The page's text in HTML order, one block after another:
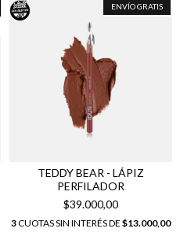
ENVÍO GRATIS
TEDDY BEAR - LÁPIZ
PERFILADOR
$39.000,00
3CUOTAS SIN INTERÉS DE $13.000,00